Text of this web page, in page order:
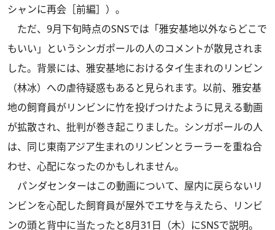
シャンに再会［前編］ ）。
ただ、9月下旬時点のSNSでは「雅安基地以外ならどこで
もいい」というシンガポールの人のコメントが散見されま
した。背景には、雅安基地におけるタイ生まれのリンビン
（林冰）への虐待疑惑もあると見られます。以前、雅安基
地の飼育員がリンビンに竹を投げつけたように見える動画
が拡散され、批判が巻き起こりました。シンガポールの人
は、同じ東南アジア生まれのリンビンとラーラーを重ね合
わせ、心配になったのかもしれません。
パンダセンターはこの動画について、屋内に戻らないリ
ンビンを心配した飼育員が屋外でエサを与えたら、リンビ
ンの頭と背中に当たったと8月31日（木）にSNSで説明。